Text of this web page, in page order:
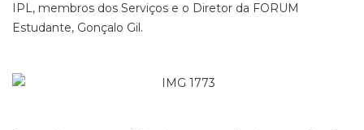
IPL, membros dos Serviços e o Diretor da FORUM
Estudante, Gonçalo Gil.